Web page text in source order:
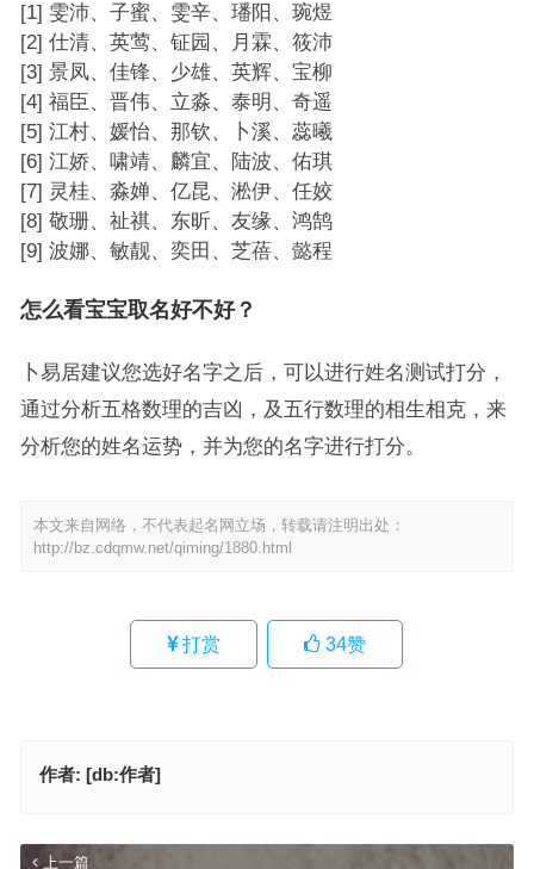
[1] 雯沛、子蜜、雯辛、璠阳、琬煜
[2] 仕清、英莺、钲园、月霖、筱沛
[3] 景凤、佳锋、少雄、英辉、宝柳
[4] 福臣、晋伟、立淼、泰明、奇遥
[5] 江村、媛怡、那钦、卜溪、蕊曦
[6] 江娇、啸靖、麟宜、陆波、佑琪
[7] 灵桂、淼婵、亿昆、淞伊、任姣
[8] 敬珊、祉祺、东昕、友缘、鸿鹄
[9] 波娜、敏靓、奕田、芝蓓、懿程
怎么看宝宝取名好不好？
卜易居建议您选好名字之后，可以进行姓名测试打分，
通过分析五格数理的吉凶，及五行数理的相生相克，来
分析您的姓名运势，并为您的名字进行打分。
本文来自网络，不代表起名网立场，转载请注明出处：
http://bz.cdqmw.net/qiming/1880.html
打赏 34赞
作者: [db:作者]
上一篇